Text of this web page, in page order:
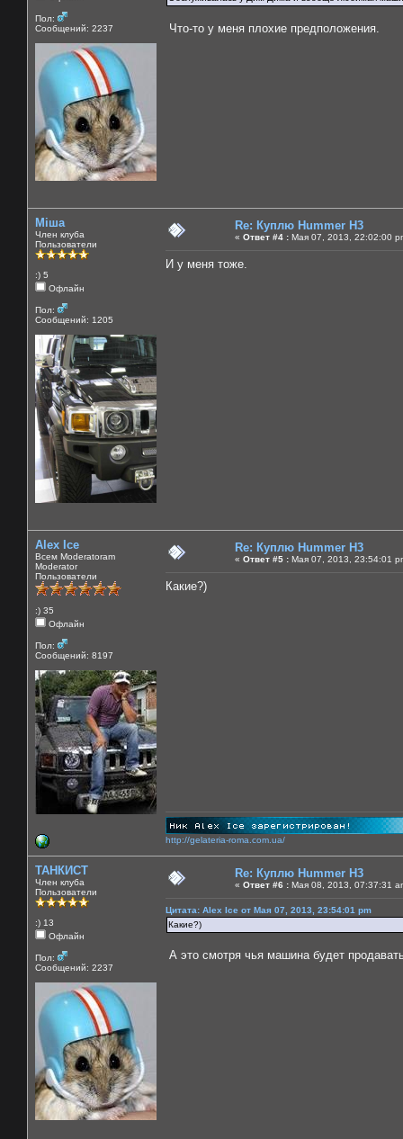
Пол:
Сообщений: 2237
Что-то у меня плохие предположения.
Міша
Член клуба
Пользователи
:) 5
Офлайн
Пол:
Сообщений: 1205
Re: Куплю Hummer H3
« Ответ #4 : Мая 07, 2013, 22:02:00
И у меня тоже.
Alex Ice
Всем Moderatoram
Moderator
Пользователи
:) 35
Офлайн
Пол:
Сообщений: 8197
Re: Куплю Hummer H3
« Ответ #5 : Мая 07, 2013, 23:54:01
Какие?)
http://gelateria-roma.com.ua/
ТАНКИСТ
Член клуба
Пользователи
:) 13
Офлайн
Пол:
Сообщений: 2237
Re: Куплю Hummer H3
« Ответ #6 : Мая 08, 2013, 07:37:31
Цитата: Alex Ice от Мая 07, 2013, 23:54:01 pm
Какие?)
А это смотря чья машина будет